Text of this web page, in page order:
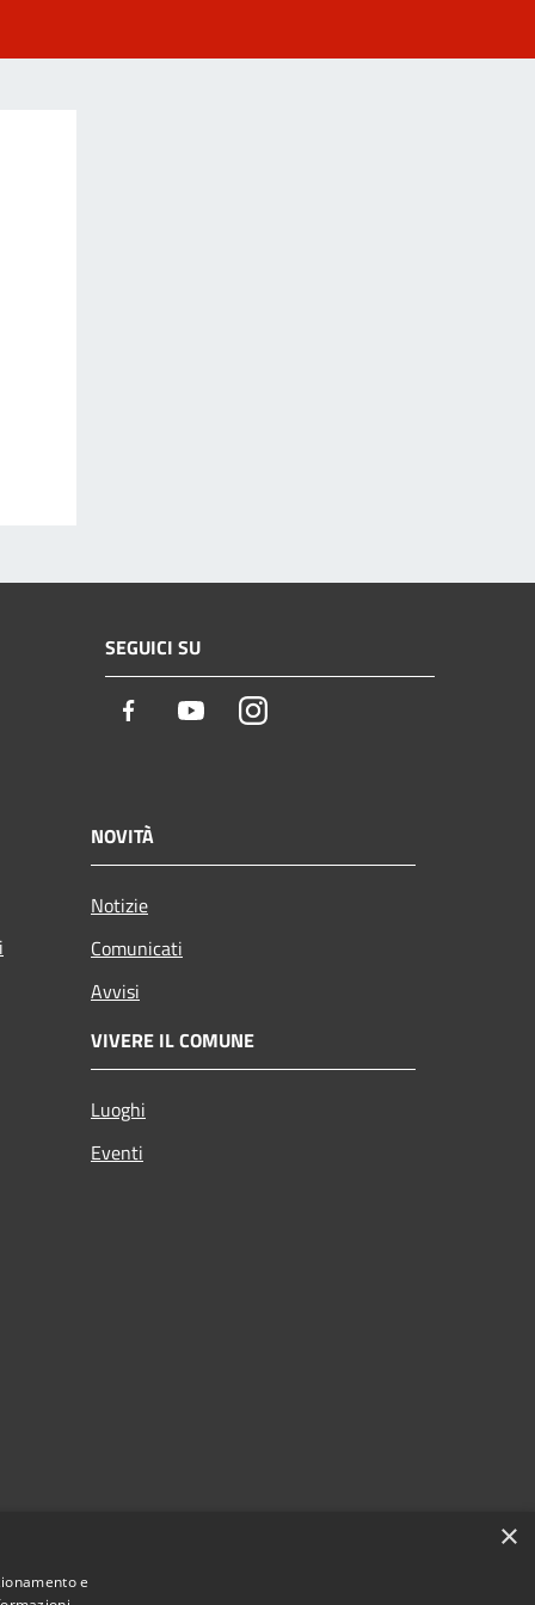
SEGUICI SU
Facebook YoutubeInstagram
NOVITÀ
Notizie
Comunicati
Avvisi
VIVERE IL COMUNE
Luoghi
Eventi
×
e